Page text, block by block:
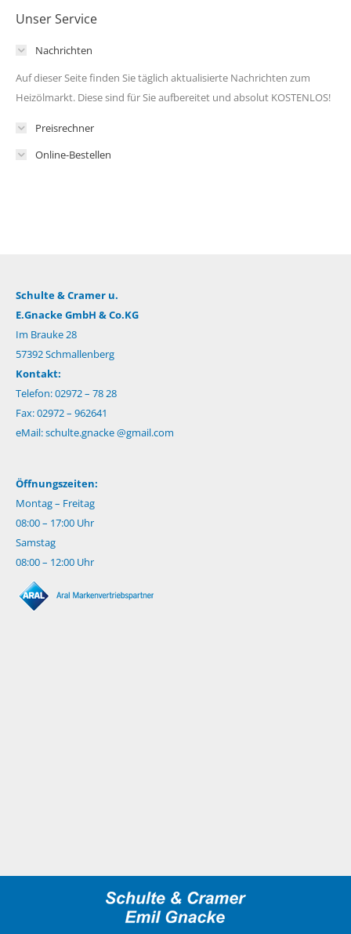
Unser Service
Nachrichten
Auf dieser Seite finden Sie täglich aktualisierte Nachrichten zum
Heizölmarkt. Diese sind für Sie aufbereitet und absolut KOSTENLOS!
Preisrechner
Online-Bestellen
Schulte & Cramer u.
E.Gnacke GmbH & Co.KG
Im Brauke 28
57392 Schmallenberg
Kontakt:
Telefon: 02972 – 78 28
Fax: 02972 – 962641
eMail:schulte.gnacke @gmail.com
Öffnungszeiten:
Montag – Freitag
08:00 – 17:00 Uhr
Samstag
08:00 – 12:00 Uhr